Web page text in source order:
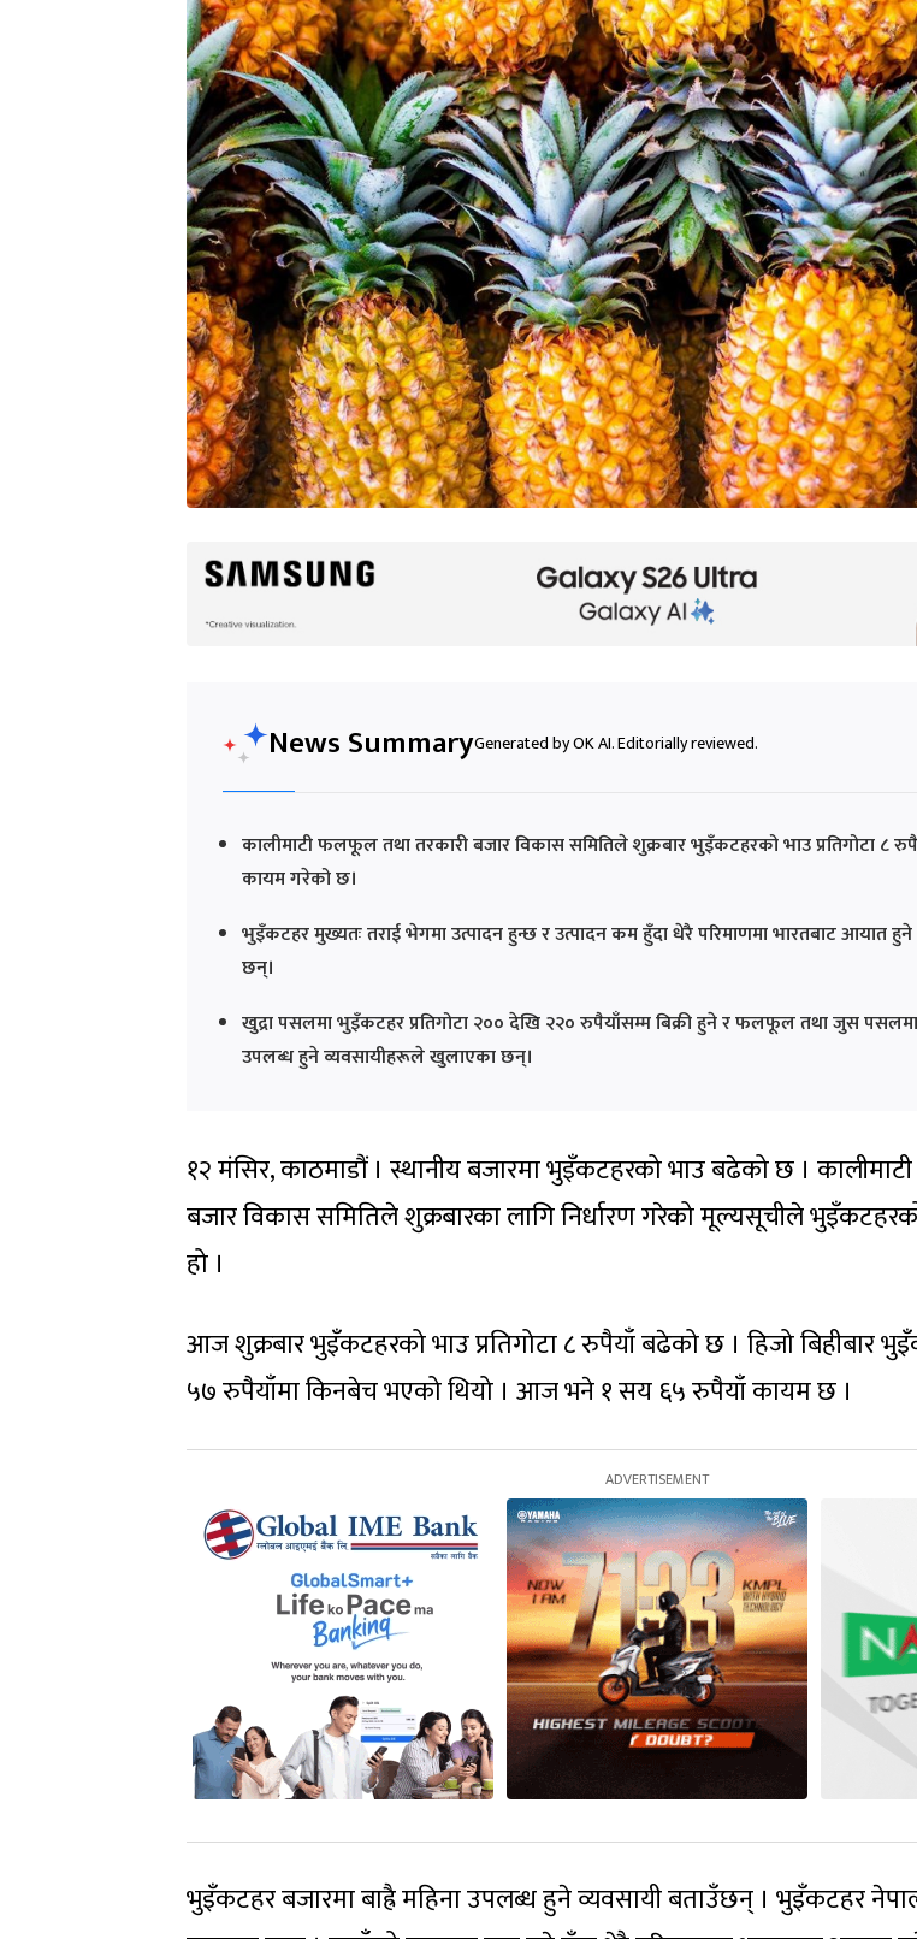
News SummaryGenerated by OK AI. Editorially reviewed.
कालीमाटी फलफूल तथा तरकारी बजार विकास समितिले शुक्रबार भुइँकटहरको भाउ प्रतिगोटा ८
कायम गरेको छ।
भुइँकटहर मुख्यतः तराई भेगमा उत्पादन हुन्छ र उत्पादन कम हुँदा धेरै परिमाणमा भारतबाट आयात
छन्।
खुद्रा पसलमा भुइँकटहर प्रतिगोटा २०० देखि २२० रुपैयाँसम्म बिक्री हुने र फलफूल तथा जुस
उपलब्ध हुने व्यवसायीहरूले खुलाएका छन्।
१२ मंसिर, काठमाडौं । स्थानीय बजारमा भुइँकटहरको भाउ बढेको छ ।
बजार विकास समितिले शुक्रबारका लागि निर्धारण गरेको मूल्यसूचीले
हो ।
आज शुक्रबार भुइँकटहरको भाउ प्रतिगोटा ८ रुपैयाँ बढेको छ । हिजो बिहीबार
५७ रुपैयाँमा किनबेच भएको थियो । आज भने १ सय ६५ रुपैयाँ कायम छ ।
भुइँकटहर बजारमा बाह्रै महिना उपलब्ध हुने व्यवसायी बताउँछन् । भुइँकटहर